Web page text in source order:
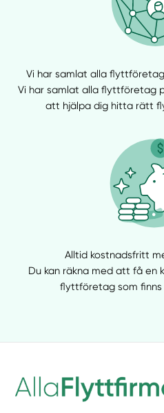
Vi har samlat alla
Vi har samlat alla flyttföretag
att hjälpa dig hitta rätt
Alltid kostnadsfritt
Du kan räkna med att få en
flyttföretag som finns